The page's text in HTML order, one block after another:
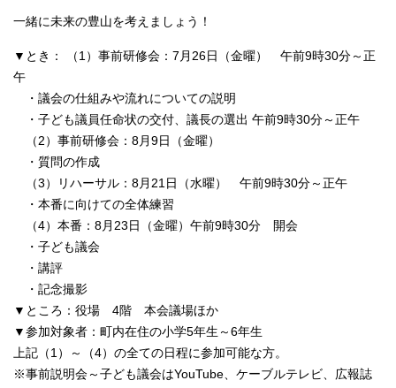
一緒に未来の豊山を考えましょう！
▼とき： （1）事前研修会：7月26日（金曜） 午前9時30分～正
午
・議会の仕組みや流れについての説明
・子ども議員任命状の交付、議長の選出 午前9時30分～正午
（2）事前研修会：8月9日（金曜）
・質問の作成
（3）リハーサル：8月21日（水曜） 午前9時30分～正午
・本番に向けての全体練習
（4）本番：8月23日（金曜）午前9時30分 開会
・子ども議会
・講評
・記念撮影
▼ところ：役場 4階 本会議場ほか
▼参加対象者：町内在住の小学5年生～6年生
上記（1）～（4）の全ての日程に参加可能な方。
※事前説明会～子ども議会はYouTube、ケーブルテレビ、広報誌